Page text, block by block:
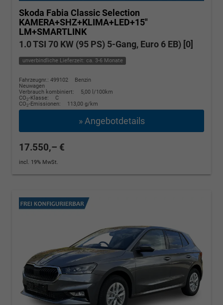
Skoda Fabia Classic Selection
KAMERA+SHZ+KLIMA+LED+15"
LM+SMARTLINK
1.0 TSI 70 KW (95 PS) 5-Gang, Euro 6 EB) [0]
unverbindliche Lieferzeit: ca. 3-6 Monate
Fahrzeugnr.: 499102
Benzin
Neuwagen
Verbrauch kombiniert:
5,00 l/100km
CO2-Klasse:
C
CO2-Emissionen: 113,00 g/km
» Angebotdetails
17.550,– €
incl. 19% MwSt.